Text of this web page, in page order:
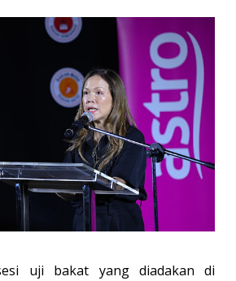
uji bakat yang diadakan di